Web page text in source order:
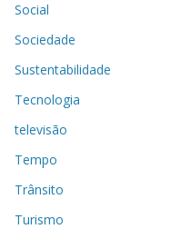
Social
Sociedade
Sustentabilidade
Tecnologia
televisão
Tempo
Trânsito
Turismo